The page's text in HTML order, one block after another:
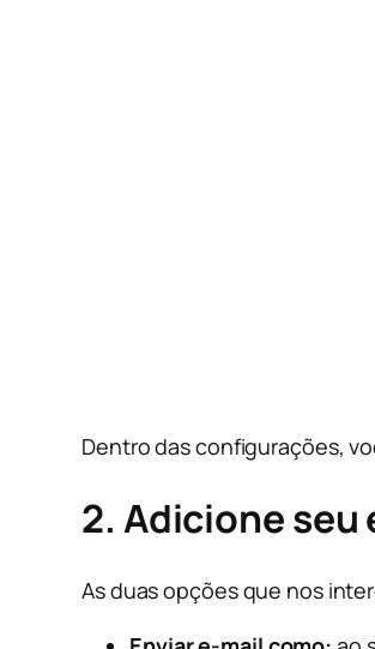
Dentro das configurações,
2. Adicione
As duas opções que nos